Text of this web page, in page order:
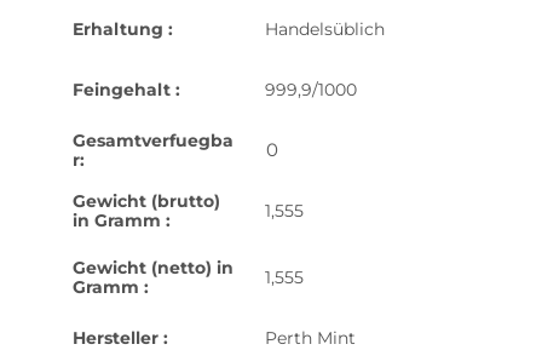
Erhaltung : Handelsüblich
Feingehalt : 999,9/1000
Gesamtverfuegba
r:
0
Gewicht (brutto)
in Gramm :
1,555
Gewicht (netto) in
Gramm :
1,555
Hersteller : Perth Mint